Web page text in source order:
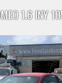
1.6 INY